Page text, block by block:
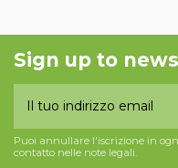
Sign up to
Puoi annullare l'iscrizione in
contatto nelle note legali.